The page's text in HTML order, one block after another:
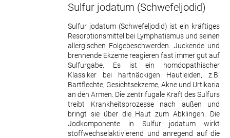
Sulfur jodatum (Schwefeljodid)
Sulfur jodatum (Schwefeljodid) ist ein kräftiges
Resorptionsmittel bei Lymphatismus und seinen
allergischen Folgebeschwerden. Juckende und
brennende Ekzeme reagieren fast immer gut auf
Sulfurgabe. Es ist ein homöopathischer
Klassiker bei hartnäckigen Hautleiden, z.B.
Bartflechte, Gesichtsekzeme, Akne und Urtikaria
an den Armen. Die zentrifugale Kraft des Sulfurs
treibt Krankheitsprozesse nach außen und
bringt sie über die Haut zum Abklingen. Die
Jodkomponente in Sulfur jodatum wirkt
stoffwechselaktivierend und anregend auf die